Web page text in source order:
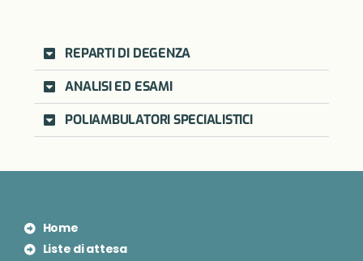
REPARTI DI DEGENZA
ANALISI ED ESAMI
POLIAMBULATORI SPECIALISTICI
Home
Liste di attesa